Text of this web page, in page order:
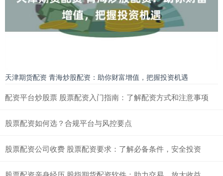
天津期货配资 青海炒股配资：助你财富增值，把握投资机遇
配资平台炒股票 股票配资入门指南：了解配资方式和注意事项
股票配资如何选？合规平台与风控要点
股票配资公司收费 股票配资要求：了解必备条件，安全投资